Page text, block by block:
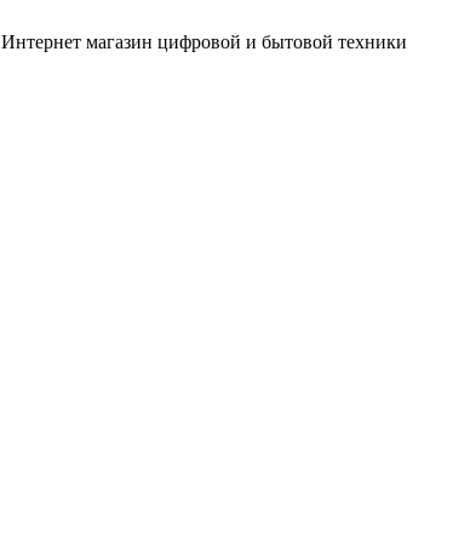
Интернет магазин цифровой и бытовой техники